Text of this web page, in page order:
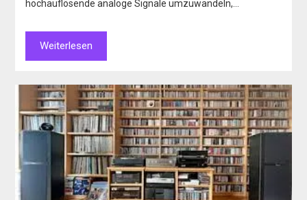
hochauflösende analoge Signale umzuwandeln,…
Weiterlesen